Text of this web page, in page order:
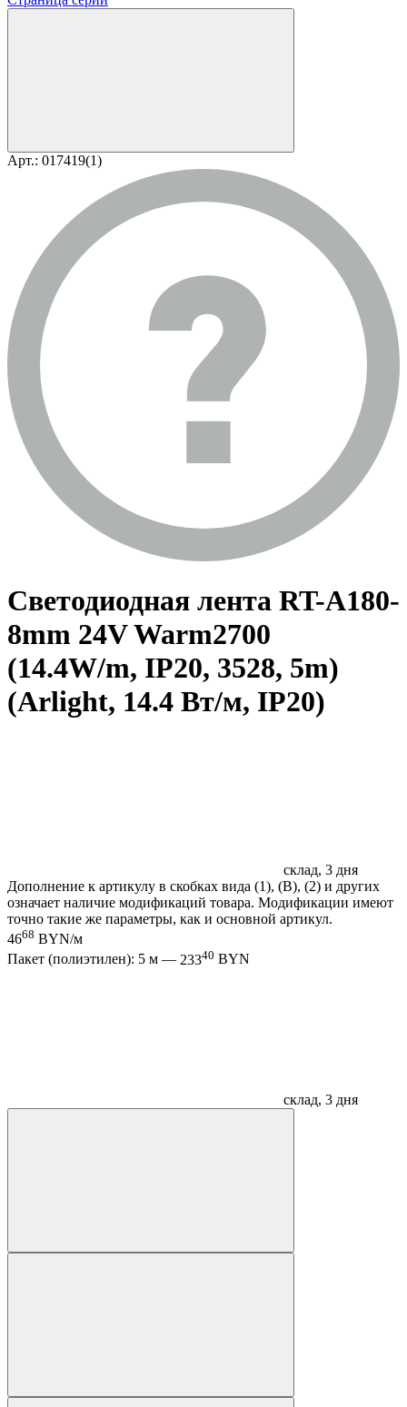
Арт.: 017419(1)
Светодиодная лента RT-A180-
8mm 24V Warm2700
(14.4W/m, IP20, 3528, 5m)
(Arlight, 14.4 Вт/м, IP20)
склад, 3 дня
Дополнение к артикулу в скобках вида (1), (B), (2) и других
означает наличие модификаций товара. Модификации имеют
точно такие же параметры, как и основной артикул.
4668 BYN/м
Пакет (полиэтилен): 5 м — 23340 BYN
склад, 3 дня